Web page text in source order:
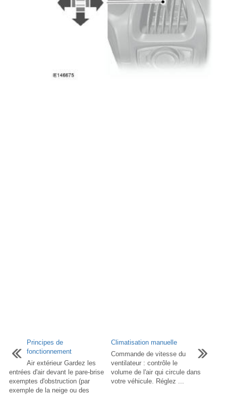
Principes de
fonctionnement
Air extérieur Gardez les
entrées d'air devant le pare-brise
exemptes d'obstruction (par
exemple de la neige ou des
Climatisation manuelle
Commande de vitesse du
ventilateur : contrôle le
volume de l'air qui circule dans
votre véhicule. Réglez ...